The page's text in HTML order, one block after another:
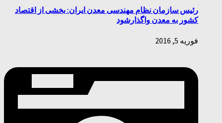
رئیس سازمان نظام مهندسی معدن ایران: بخشی از اقتصاد
کشور به معدن واگذارشود
فوریه 5, 2016